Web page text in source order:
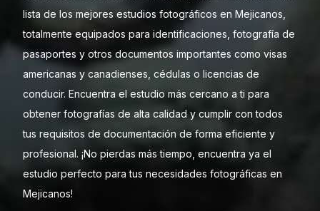
lista de los mejores estudios fotográficos en Mejicanos,
totalmente equipados para identificaciones, fotografía de
pasaportes y otros documentos importantes como visas
americanas y canadienses, cédulas o licencias de
conducir. Encuentra el estudio más cercano a ti para
obtener fotografías de alta calidad y cumplir con todos
tus requisitos de documentación de forma eficiente y
profesional. ¡No pierdas más tiempo, encuentra ya el
estudio perfecto para tus necesidades fotográficas en
Mejicanos!